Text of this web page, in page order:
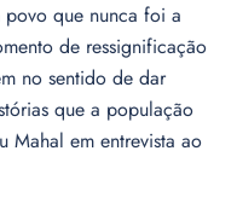
povo que nunca foi a
de ressignificação
no sentido de dar
que a população
Mahal em entrevista ao